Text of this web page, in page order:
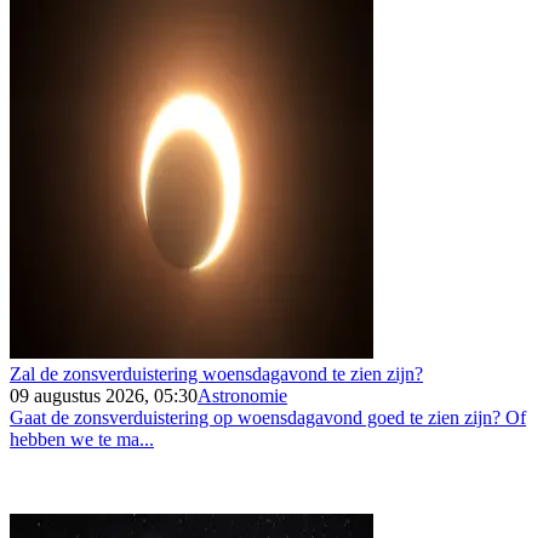
Zal de zonsverduistering woensdagavond te zien zijn?
09 augustus 2026, 05:30Astronomie
Gaat de zonsverduistering op woensdagavond goed te zien zijn? Of
hebben we te ma...